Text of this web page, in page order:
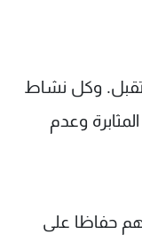
وكل نشاط
وعدم
حفاظا على